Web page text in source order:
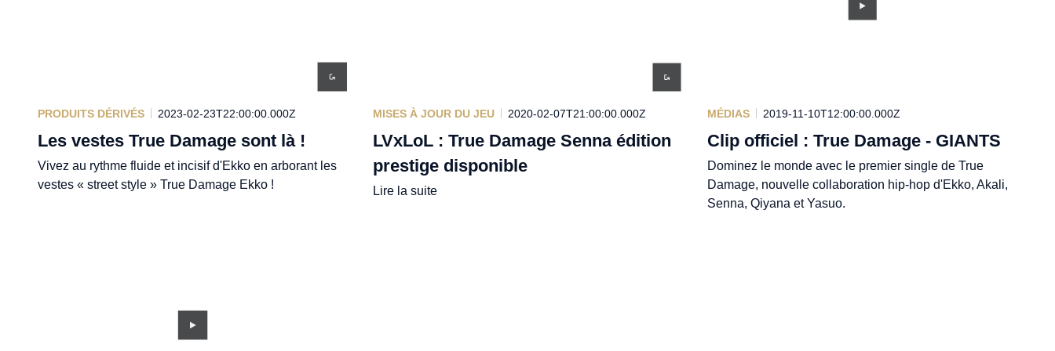
PRODUITS DÉRIVÉS 2023-02-23T22:00:00.000Z
Les vestes True Damage sont là !
Vivez au rythme fluide et incisif d'Ekko en arborant les
vestes « street style » True Damage Ekko !
MISES À JOUR DU JEU 2020-02-07T21:00:00.000Z
LVxLoL : True Damage Senna édition
prestige disponible
Lire la suite
MÉDIAS 2019-11-10T12:00:00.000Z
Clip officiel : True Damage - GIANTS
Dominez le monde avec le premier single de True
Damage, nouvelle collaboration hip-hop d'Ekko, Akali,
Senna, Qiyana et Yasuo.